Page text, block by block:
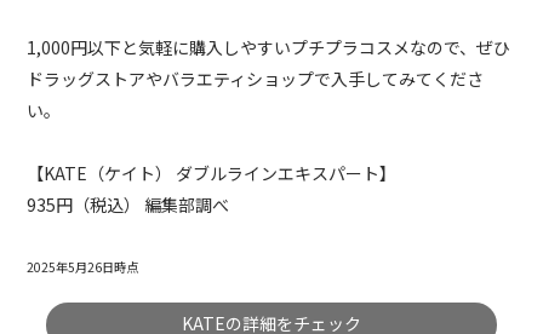
1,000円以下と気軽に購入しやすいプチプラコスメなので、ぜひ
ドラッグストアやバラエティショップで入手してみてくださ
い。
【KATE（ケイト） ダブルラインエキスパート】
935円（税込） 編集部調べ
2025年5月26日時点
KATEの詳細をチェック